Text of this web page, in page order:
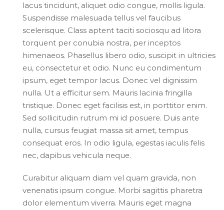
lacus tincidunt, aliquet odio congue, mollis ligula.
Suspendisse malesuada tellus vel faucibus
scelerisque. Class aptent taciti sociosqu ad litora
torquent per conubia nostra, per inceptos
himenaeos. Phasellus libero odio, suscipit in ultricies
eu, consectetur et odio. Nunc eu condimentum
ipsum, eget tempor lacus. Donec vel dignissim
nulla. Ut a efficitur sem. Mauris lacinia fringilla
tristique. Donec eget facilisis est, in porttitor enim.
Sed sollicitudin rutrum mi id posuere. Duis ante
nulla, cursus feugiat massa sit amet, tempus
consequat eros. In odio ligula, egestas iaculis felis
nec, dapibus vehicula neque.
Curabitur aliquam diam vel quam gravida, non
venenatis ipsum congue. Morbi sagittis pharetra
dolor elementum viverra. Mauris eget magna